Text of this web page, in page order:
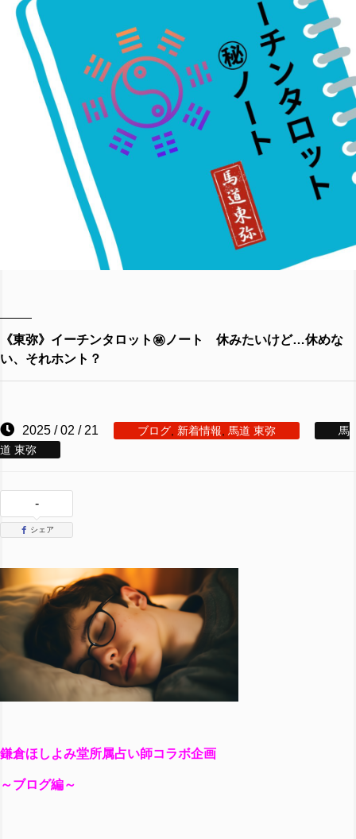
《東弥》イーチンタロット㊙︎ノート 休みたいけど…休めな
い、それホント？
2025 / 02 / 21 ブログ 新着情報 馬道 東弥
馬
道 東弥
-
シェア
鎌倉ほしよみ堂所属占い師コラボ企画
～ブログ編～